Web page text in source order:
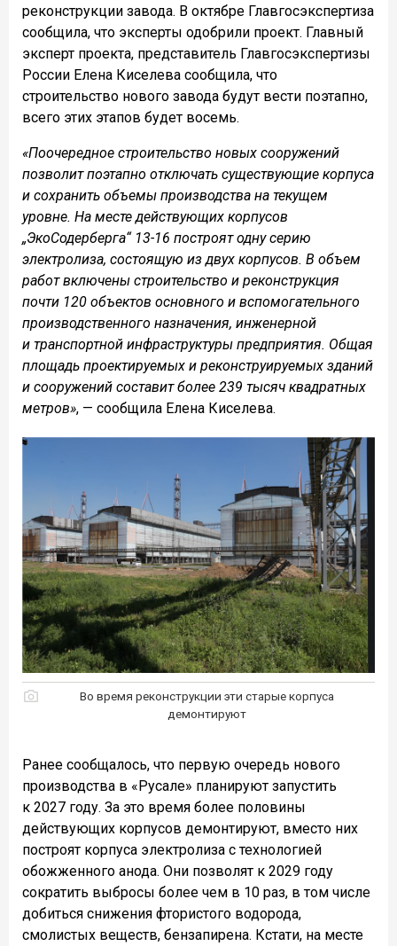
реконструкции завода. В октябре Главгосэкспертиза
сообщила, что эксперты одобрили проект. Главный
эксперт проекта, представитель Главгосэкспертизы
России Елена Киселева сообщила, что
строительство нового завода будут вести поэтапно,
всего этих этапов будет восемь.
«Поочередное строительство новых сооружений
позволит поэтапно отключать существующие корпуса
и сохранить объемы производства на текущем
уровне. На месте действующих корпусов
„ЭкоСодерберга“ 13-16 построят одну серию
электролиза, состоящую из двух корпусов. В объем
работ включены строительство и реконструкция
почти 120 объектов основного и вспомогательного
производственного назначения, инженерной
и транспортной инфраструктуры предприятия. Общая
площадь проектируемых и реконструируемых зданий
и сооружений составит более 239 тысяч квадратных
метров», — сообщила Елена Киселева.
Во время реконструкции эти старые корпуса
демонтируют
Ранее сообщалось, что первую очередь нового
производства в «Русале» планируют запустить
к 2027 году. За это время более половины
действующих корпусов демонтируют, вместо них
построят корпуса электролиза с технологией
обожженного анода. Они позволят к 2029 году
сократить выбросы более чем в 10 раз, в том числе
добиться снижения фтористого водорода,
смолистых веществ, бензапирена. Кстати, на месте